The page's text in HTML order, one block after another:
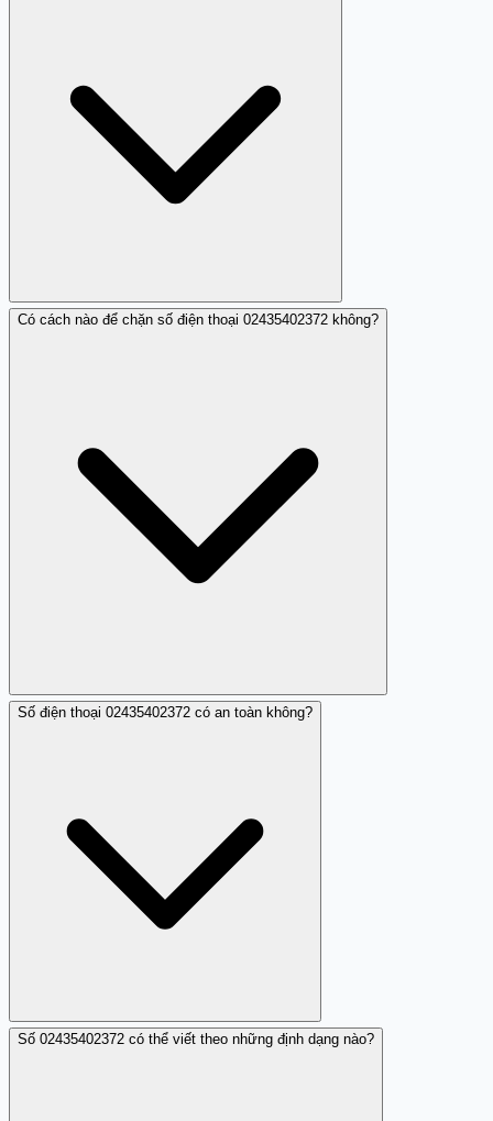
Số điện thoại này có thể nháy máy để gây phiền toái
Có cách nào để chặn số điện thoại 02435402372 không?
Bạn có thể chặn số điện thoại này trong phần cài đặt
Số điện thoại 02435402372 có an toàn không?
Hiện tại, số 02435402372 chỉ được báo cáo là nháy máy,
Số 02435402372 có thể viết theo những định dạng nào?